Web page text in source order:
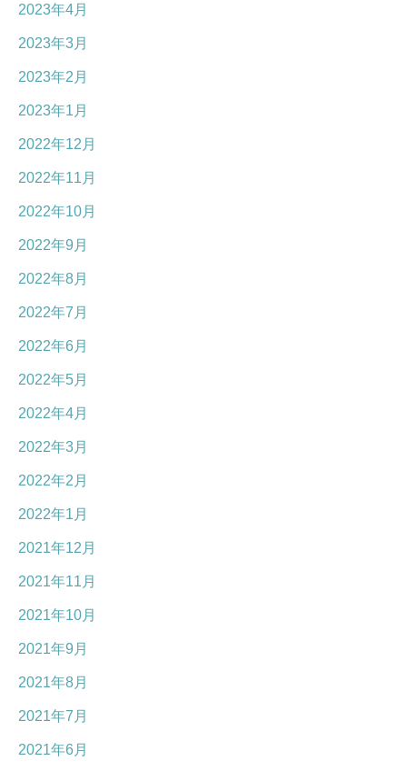
2023年4月
2023年3月
2023年2月
2023年1月
2022年12月
2022年11月
2022年10月
2022年9月
2022年8月
2022年7月
2022年6月
2022年5月
2022年4月
2022年3月
2022年2月
2022年1月
2021年12月
2021年11月
2021年10月
2021年9月
2021年8月
2021年7月
2021年6月